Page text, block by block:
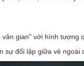
gian" với hình tượng
sự đối lập giữa vẻ